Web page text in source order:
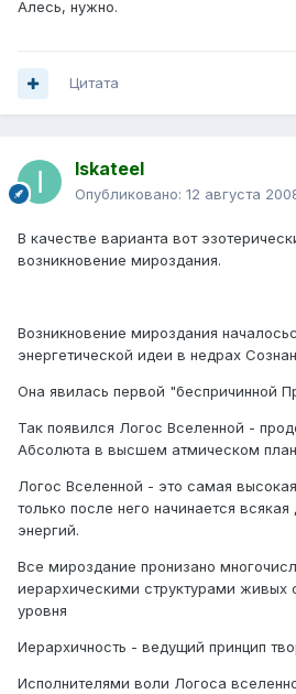
Алесь, нужно.
Цитата
Iskateel
Опубликовано: 12 августа
В качестве варианта вот
возникновение мироздания.
Возникновение мироздания
энергетической идеи в недрах
Она явилась первой "беспричинной
Так появился Логос Вселенной -
Абсолюта в высшем атмическом
Логос Вселенной - это самая
только после него начинается
энергий.
Все мироздание пронизано
иерархическими структурами живых
уровня
Иерархичность - ведущий принцип
Исполнителями воли Логоса